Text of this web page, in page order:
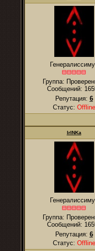
Группа:
Сообщений:
Репутация: 6
Статус: Offline
IrINKa
Группа:
Сообщений:
Репутация: 6
Статус: Offline